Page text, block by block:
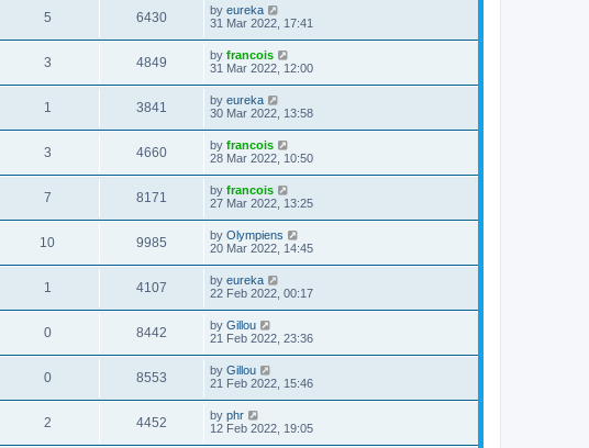
5 6430 by eureka
31 Mar 2022, 17:41
3 4849 by francois
31 Mar 2022, 12:00
1 3841 by eureka
30 Mar 2022, 13:58
3 4660 by francois
28 Mar 2022, 10:50
7 8171 by francois
27 Mar 2022, 13:25
10 9985 by Olympiens
20 Mar 2022, 14:45
1 4107 by eureka
22 Feb 2022, 00:17
0 8442 by Gillou
21 Feb 2022, 23:36
0 8553 by Gillou
21 Feb 2022, 15:46
2 4452 by phr
12 Feb 2022, 19:05